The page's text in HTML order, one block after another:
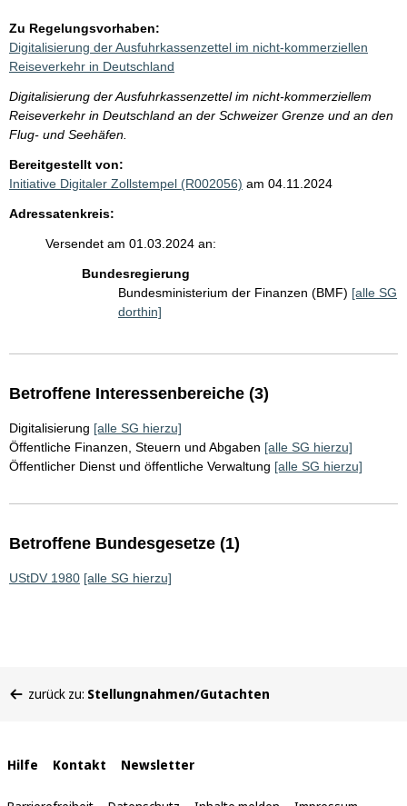
Zu Regelungsvorhaben:
Digitalisierung der Ausfuhrkassenzettel im nicht-kommerziellen
Reiseverkehr in Deutschland
Digitalisierung der Ausfuhrkassenzettel im nicht-kommerziellem
Reiseverkehr in Deutschland an der Schweizer Grenze und an den
Flug- und Seehäfen.
Bereitgestellt von:
Initiative Digitaler Zollstempel (R002056) am 04.11.2024
Adressatenkreis:
Versendet am 01.03.2024 an:
Bundesregierung
Bundesministerium der Finanzen (BMF) [alle SG
dorthin]
Betroffene Interessenbereiche (3)
Digitalisierung [alle SG hierzu]
Öffentliche Finanzen, Steuern und Abgaben [alle SG hierzu]
Öffentlicher Dienst und öffentliche Verwaltung [alle SG hierzu]
Betroffene Bundesgesetze (1)
UStDV 1980 [alle SG hierzu]
befinden
zurück zu: Stellungnahmen/Gutachten
Interne
Links
Hilfe Kontakt Newsletter